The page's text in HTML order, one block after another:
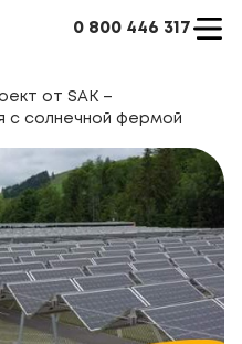
0 800 446 317
от SAK –
с солнечной фермой